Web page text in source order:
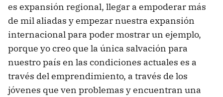
es expansión regional, llegar a empoderar más
de mil aliadas y empezar nuestra expansión
internacional para poder mostrar un ejemplo,
porque yo creo que la única salvación para
nuestro país en las condiciones actuales es a
través del emprendimiento, a través de los
jóvenes que ven problemas y encuentran una